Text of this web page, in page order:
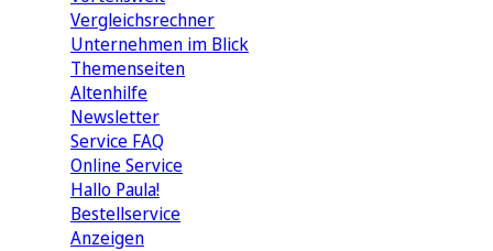
Vergleichsrechner
Unternehmen im Blick
Themenseiten
Altenhilfe
Newsletter
Service FAQ
Online Service
Hallo Paula!
Bestellservice
Anzeigen